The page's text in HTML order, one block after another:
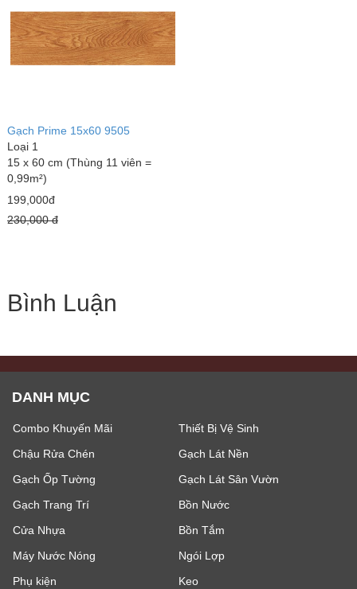
Gạch Prime 15x60 9505
Loại 1
15 x 60 cm (Thùng 11 viên =
0,99m²)
199,000đ
230,000 đ
Bình Luận
DANH MỤC
Combo Khuyến Mãi
Thiết Bị Vệ Sinh
Chậu Rửa Chén
Gạch Lát Nền
Gạch Ốp Tường
Gạch Lát Sân Vườn
Gạch Trang Trí
Bồn Nước
Cửa Nhựa
Bồn Tắm
Máy Nước Nóng
Ngói Lợp
Phụ kiện
Keo